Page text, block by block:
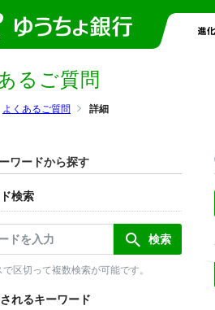
よくあるご質問 詳細
るご質問
ワードから探す
検索
区切って複数検索が可能です。
れるキーワード